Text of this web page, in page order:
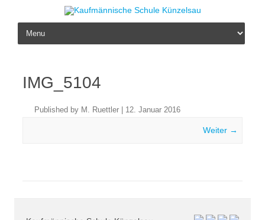
Skip to content
IMG_5104
Published by M. Ruettler 12. Januar 2016
Weiter →